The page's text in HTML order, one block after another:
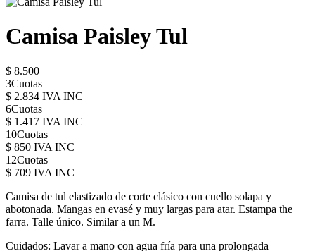
Camisa Paisley Tul
$ 8.500
3Cuotas
$ 2.834 IVA INC
6Cuotas
$ 1.417 IVA INC
10Cuotas
$ 850 IVA INC
12Cuotas
$ 709 IVA INC
Camisa de tul elastizado de corte clásico con cuello solapa y
abotonada. Mangas en evasé y muy largas para atar. Estampa the
farra. Talle único. Similar a un M.
Cuidados: Lavar a mano con agua fría para una prolongada